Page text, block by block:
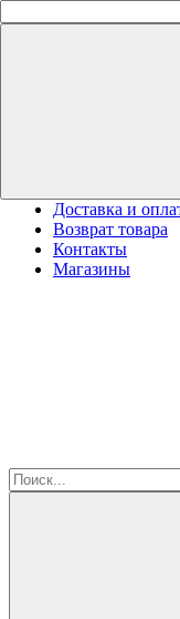
Оплачивайте
Доставка и
Возврат товара
Контакты
Магазины